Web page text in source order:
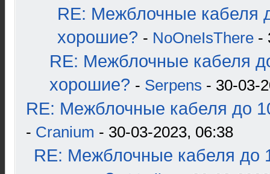
RE: Межблочные кабеля
хорошие? - NoOneIsThere -
RE: Межблочные кабеля
хорошие? - Serpens - 30-03-
RE: Межблочные кабеля до
- Cranium - 30-03-2023, 06:38
RE: Межблочные кабеля до